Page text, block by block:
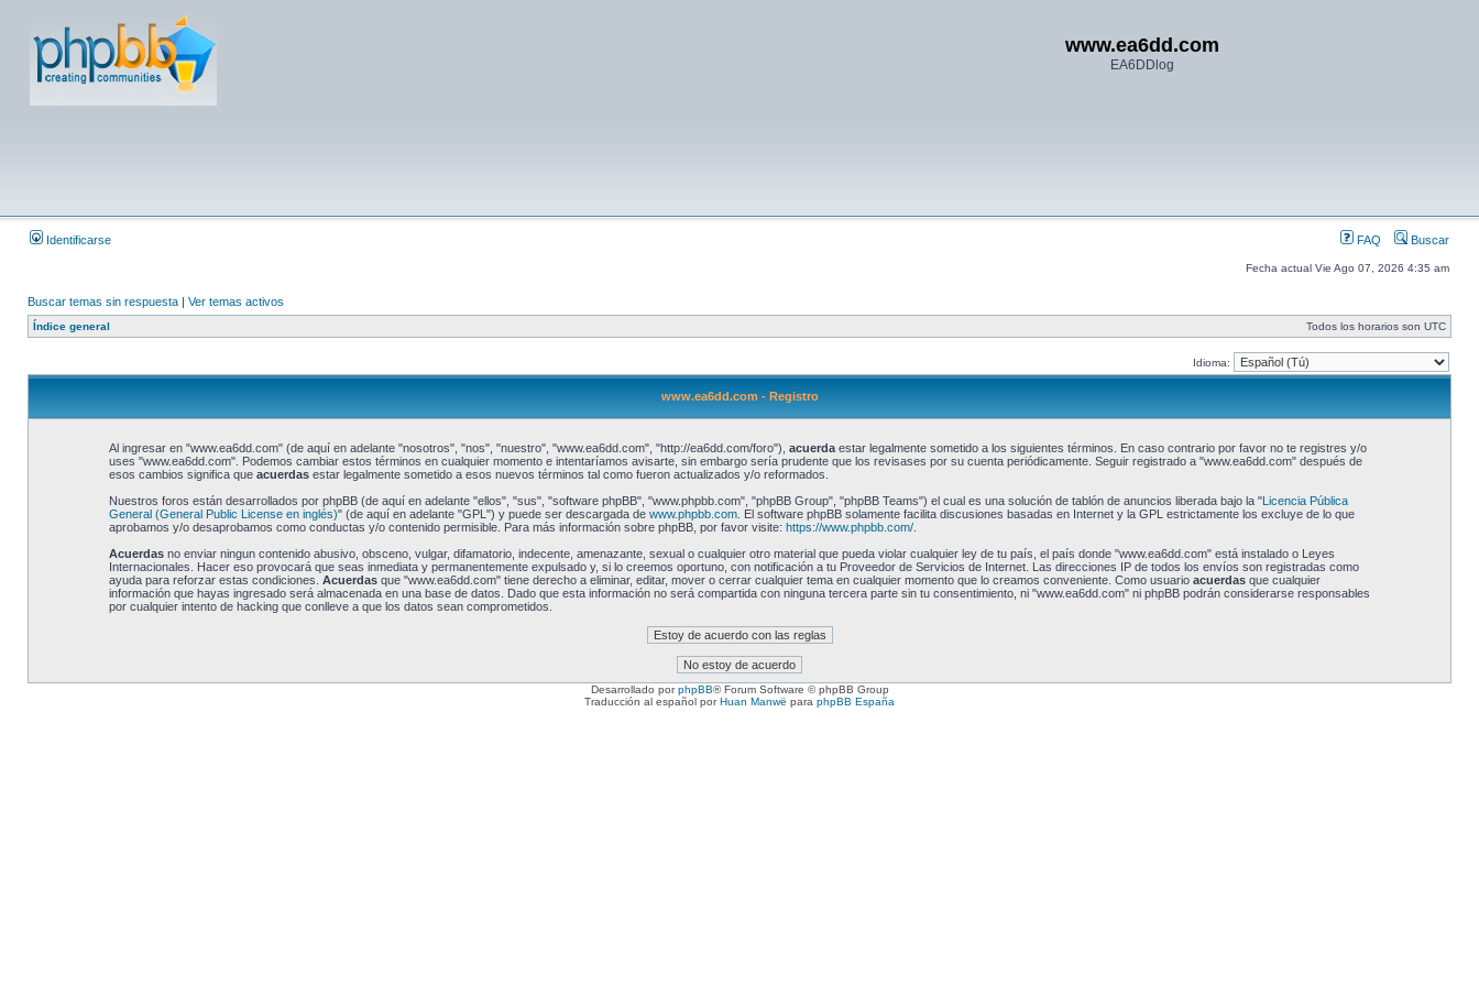
www.ea6dd.com
EA6DDlog
Identificarse FAQ Buscar
Fecha actual Vie Ago 07, 2026 4:35 am
Buscar temas sin respuesta | Ver temas activos
Índice general Todos los horarios son UTC
Idioma:
www.ea6dd.com - Registro
Al ingresar en "www.ea6dd.com" (de aquí en adelante "nosotros", "nos", "nuestro", "www.ea6dd.com", "http://ea6dd.com/foro"), acuerdaestar legalmente sometido a los siguientes términos. En caso contrario por favor no te registres y/o
uses "www.ea6dd.com". Podemos cambiar estos términos en cualquier momento e intentaríamos avisarte, sin embargo sería prudente que los revisases por su cuenta periódicamente. Seguir registrado a "www.ea6dd.com" después de
esos cambios significa que acuerdasestar legalmente sometido a esos nuevos términos tal como fueron actualizados y/o reformados.
Nuestros foros están desarrollados por phpBB (de aquí en adelante "ellos", "sus", "software phpBB", "www.phpbb.com", "phpBB Group", "phpBB Teams") el cual es una solución de tablón de anuncios liberada bajo la "Licencia Pública
General (General Public License en inglés)" (de aquí en adelante "GPL") y puede ser descargada de www.phpbb.com. El software phpBB solamente facilita discusiones basadas en Internet y la GPL estrictamente los excluye de lo que
aprobamos y/o desaprobamos como conductas y/o contenido permisible. Para más información sobre phpBB, por favor visite: https://www.phpbb.com/.
Acuerdasno enviar ningun contenido abusivo, obsceno, vulgar, difamatorio, indecente, amenazante, sexual o cualquier otro material que pueda violar cualquier ley de tu país, el país donde "www.ea6dd.com" está instalado o Leyes
Internacionales. Hacer eso provocará que seas inmediata y permanentemente expulsado y, si lo creemos oportuno, con notificación a tu Proveedor de Servicios de Internet. Las direcciones IP de todos los envíos son registradas como
ayuda para reforzar estas condiciones. Acuerdasque "www.ea6dd.com" tiene derecho a eliminar, editar, mover o cerrar cualquier tema en cualquier momento que lo creamos conveniente. Como usuario acuerdasque cualquier
información que hayas ingresado será almacenada en una base de datos. Dado que esta información no será compartida con ninguna tercera parte sin tu consentimiento, ni "www.ea6dd.com" ni phpBB podrán considerarse responsables
por cualquier intento de hacking que conlleve a que los datos sean comprometidos.
Desarrollado porphpBB® Forum Software © phpBB Group
Traducción al español porHuan Manwë para phpBB España